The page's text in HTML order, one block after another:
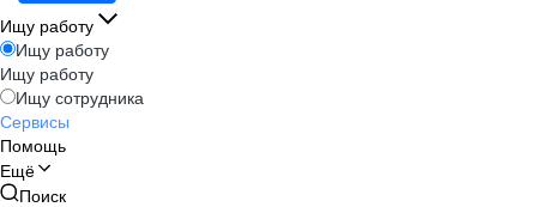
Ищу работу
Ищу работу
Ищу работу
Ищу сотрудника
Сервисы
Помощь
Ещё
Поиск